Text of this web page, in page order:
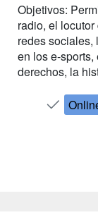
Objetivos:
radio, el
redes sociales,
en los e-
derechos, la